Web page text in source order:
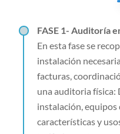
FASE 1- Auditoría
En esta fase se
instalación
facturas,
una auditoria física:
instalación,
características y